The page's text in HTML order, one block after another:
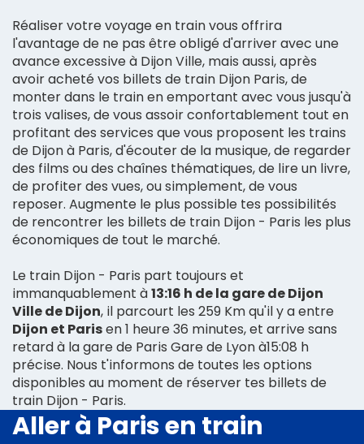
Réaliser votre voyage en train vous offrira
l'avantage de ne pas être obligé d'arriver avec une
avance excessive à Dijon Ville, mais aussi, après
avoir acheté vos billets de train Dijon Paris, de
monter dans le train en emportant avec vous jusqu'à
trois valises, de vous assoir confortablement tout en
profitant des services que vous proposent les trains
de Dijon à Paris, d'écouter de la musique, de regarder
des films ou des chaînes thématiques, de lire un livre,
de profiter des vues, ou simplement, de vous
reposer. Augmente le plus possible tes possibilités
de rencontrer les billets de train Dijon - Paris les plus
économiques de tout le marché.
Le train Dijon - Paris part toujours et
immanquablement à13:16 h de la gare de Dijon
Ville de Dijon, il parcourt les 259 Km qu'il y a entre
Dijon et Parisen 1 heure 36 minutes, et arrive sans
retard à la gare de Paris Gare de Lyon à15:08 h
précise. Nous t'informons de toutes les options
disponibles au moment de réserver tes billets de
train Dijon - Paris.
Aller à Paris en train